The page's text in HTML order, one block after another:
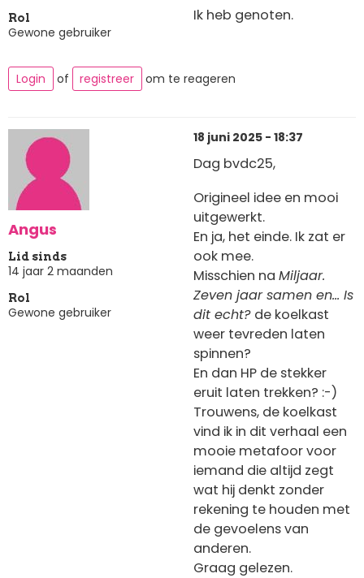
Rol
Gewone gebruiker
Ik heb genoten.
Login of registreer om te reageren
Angus
Lid sinds
14 jaar 2 maanden
Rol
Gewone gebruiker
18 juni 2025 - 18:37
Dag bvdc25,
Origineel idee en mooi
uitgewerkt.
En ja, het einde. Ik zat er
ook mee.
Misschien na Miljaar.
Zeven jaar samen en… Is
dit echt? de koelkast
weer tevreden laten
spinnen?
En dan HP de stekker
eruit laten trekken? :-)
Trouwens, de koelkast
vind ik in dit verhaal een
mooie metafoor voor
iemand die altijd zegt
wat hij denkt zonder
rekening te houden met
de gevoelens van
anderen.
Graag gelezen.